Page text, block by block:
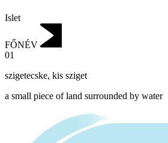
Islet
FŐNÉV
01
szigetecske, kis sziget
a small piece of land surrounded by water